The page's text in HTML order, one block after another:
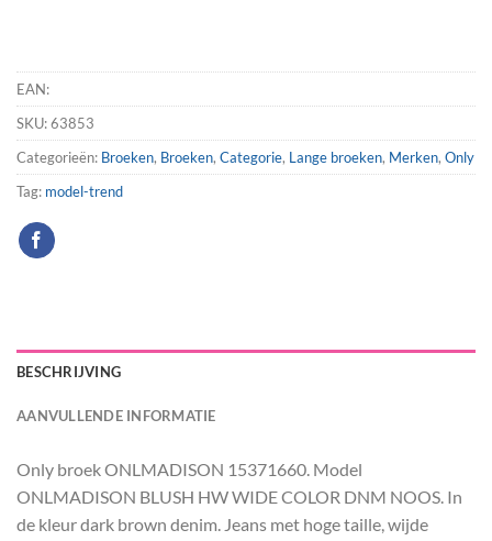
EAN:
SKU:63853
Categorieën: Broeken, Broeken, Categorie, Lange broeken, Merken, Only
Tag: model-trend
BESCHRIJVING
AANVULLENDE INFORMATIE
Only broek ONLMADISON 15371660. Model
ONLMADISON BLUSH HW WIDE COLOR DNM NOOS. In
de kleur dark brown denim. Jeans met hoge taille, wijde